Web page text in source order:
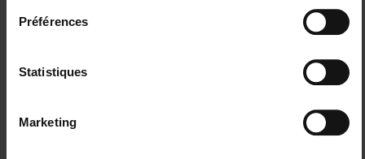
Préférences
Statistiques
Marketing